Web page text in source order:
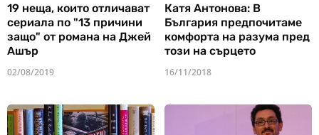
19 неща, които отличават
сериала по "13 причини
защо" от романа на Джей
Ашър
02/08/2019
Катя Антонова: В
България предпочитаме
комфорта на разума пред
този на сърцето
16/11/2018